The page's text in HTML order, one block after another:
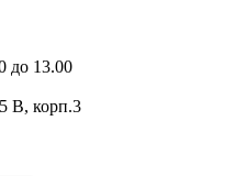
до 13.00
В, корп.3